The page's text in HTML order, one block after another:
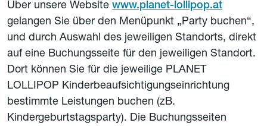
Über unsere Website www.planet-lollipop.at
gelangen Sie über den Menüpunkt „Party buchen“,
und durch Auswahl des jeweiligen Standorts, direkt
auf eine Buchungsseite für den jeweiligen Standort.
Dort können Sie für die jeweilige PLANET
LOLLIPOP Kinderbeaufsichtigungseinrichtung
bestimmte Leistungen buchen (zB.
Kindergeburtstagsparty). Die Buchungsseiten